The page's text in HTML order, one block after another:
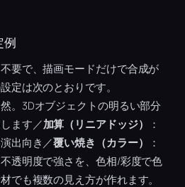
例
要で、描画モードだけで合成が
定は次のとおりです。
。3Dオブジェクトの明るい部分
ます／加算（リニアドッジ）
：
出向き／覆い焼き（カラー）
：
透明度で強さを、色相/彩度で色
でも複数の見え方が作れます。